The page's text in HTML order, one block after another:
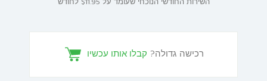
השירות החודשי הנוכחי שעומד על $11.95 לחודש
רכישה גדולה? קבלו אותו עכשיו